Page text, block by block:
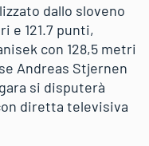
dallo sloveno
e 121.7 punti,
con 128,5 metri
Andreas Stjernen
si disputerà
diretta televisiva